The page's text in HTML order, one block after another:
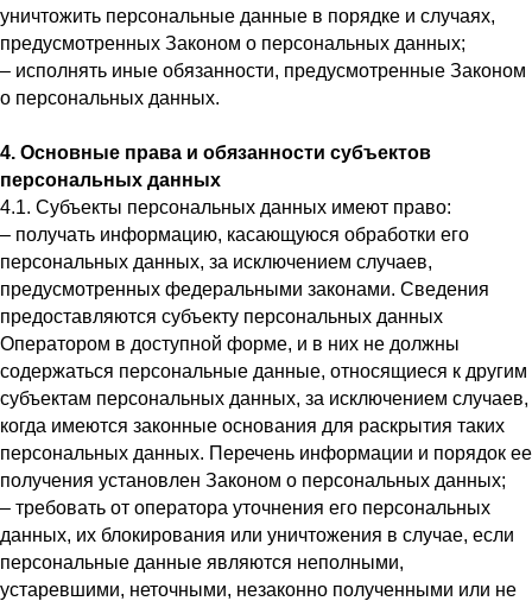
уничтожить персональные данные в порядке и случаях,
предусмотренных Законом о персональных данных;
– исполнять иные обязанности, предусмотренные Законом
о персональных данных.
4. Основные права и обязанности субъектов
персональных данных
4.1. Субъекты персональных данных имеют право:
– получать информацию, касающуюся обработки его
персональных данных, за исключением случаев,
предусмотренных федеральными законами. Сведения
предоставляются субъекту персональных данных
Оператором в доступной форме, и в них не должны
содержаться персональные данные, относящиеся к другим
субъектам персональных данных, за исключением случаев,
когда имеются законные основания для раскрытия таких
персональных данных. Перечень информации и порядок ее
получения установлен Законом о персональных данных;
– требовать от оператора уточнения его персональных
данных, их блокирования или уничтожения в случае, если
персональные данные являются неполными,
устаревшими, неточными, незаконно полученными или не